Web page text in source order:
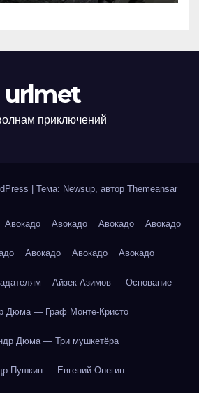
urlmet
приключений
Тема: Newsup, автор Themeansar
Авокадо Авокадо Авокадо Авокадо
Авокадо Авокадо Авокадо
Айзек Азимов — Основание
Дюма — Граф Монте-Кристо
Дюма — Три мушкетёра
Пушкин — Евгений Онегин